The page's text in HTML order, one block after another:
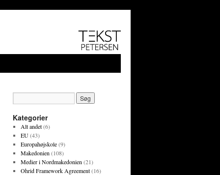
Kategorier
Alt andet(6)
EU(43)
Europahøjskole(9)
Makedonien (108)
Medier i Nordmakedonien (21)
Ohrid Framework Agreement(16)